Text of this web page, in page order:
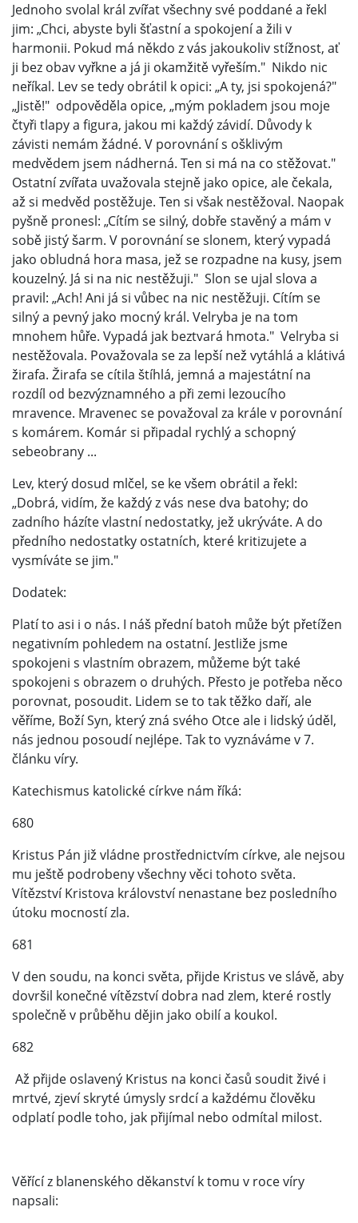
Jednoho svolal král zvířat všechny své poddané a řekl
jim: „Chci, abyste byli šťastní a spokojení a žili v
harmonii. Pokud má někdo z vás jakoukoliv stížnost, ať
ji bez obav vyřkne a já ji okamžitě vyřeším." Nikdo nic
neříkal. Lev se tedy obrátil k opici: „A ty, jsi spokojená?"
„Jistě!" odpověděla opice, „mým pokladem jsou moje
čtyři tlapy a figura, jakou mi každý závidí. Důvody k
závisti nemám žádné. V porovnání s ošklivým
medvědem jsem nádherná. Ten si má na co stěžovat."
Ostatní zvířata uvažovala stejně jako opice, ale čekala,
až si medvěd postěžuje. Ten si však nestěžoval. Naopak
pyšně pronesl: „Cítím se silný, dobře stavěný a mám v
sobě jistý šarm. V porovnání se slonem, který vypadá
jako obludná hora masa, jež se rozpadne na kusy, jsem
kouzelný. Já si na nic nestěžuji." Slon se ujal slova a
pravil: „Ach! Ani já si vůbec na nic nestěžuji. Cítím se
silný a pevný jako mocný král. Velryba je na tom
mnohem hůře. Vypadá jak beztvará hmota." Velryba si
nestěžovala. Považovala se za lepší než vytáhlá a klátivá
žirafa. Žirafa se cítila štíhlá, jemná a majestátní na
rozdíl od bezvýznamného a při zemi lezoucího
mravence. Mravenec se považoval za krále v porovnání
s komárem. Komár si připadal rychlý a schopný
sebeobrany ...
Lev, který dosud mlčel, se ke všem obrátil a řekl:
„Dobrá, vidím, že každý z vás nese dva batohy; do
zadního házíte vlastní nedostatky, jež ukrýváte. A do
předního nedostatky ostatních, které kritizujete a
vysmíváte se jim."
Dodatek:
Platí to asi i o nás. I náš přední batoh může být přetížen
negativním pohledem na ostatní. Jestliže jsme
spokojeni s vlastním obrazem, můžeme být také
spokojeni s obrazem o druhých. Přesto je potřeba něco
porovnat, posoudit. Lidem se to tak těžko daří, ale
věříme, Boží Syn, který zná svého Otce ale i lidský úděl,
nás jednou posoudí nejlépe. Tak to vyznáváme v 7.
článku víry.
Katechismus katolické církve nám říká:
680
Kristus Pán již vládne prostřednictvím církve, ale nejsou
mu ještě podrobeny všechny věci tohoto světa.
Vítězství Kristova království nenastane bez posledního
útoku mocností zla.
681
V den soudu, na konci světa, přijde Kristus ve slávě, aby
dovršil konečné vítězství dobra nad zlem, které rostly
společně v průběhu dějin jako obilí a koukol.
682
Až přijde oslavený Kristus na konci časů soudit živé i
mrtvé, zjeví skryté úmysly srdcí a každému člověku
odplatí podle toho, jak přijímal nebo odmítal milost.
Věřící z blanenského děkanství k tomu v roce víry
napsali: